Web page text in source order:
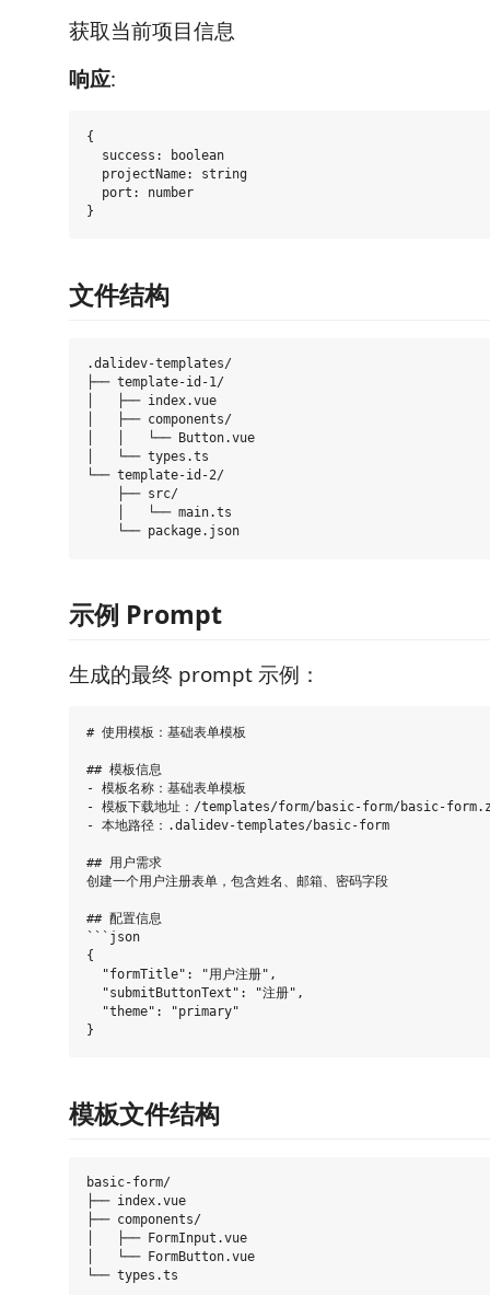
获取当前项目信息
响应:
{
  success: boolean
  projectName: string
  port: number
文件结构
.dalidev-templates/
├── template-id-1/
│   ├── index.vue
│   ├── components/
│   │   └── Button.vue
│   └── types.ts
└── template-id-2/
    ├── src/
    │   └── main.ts
示例 Prompt
生成的最终 prompt 示例：
# 使用模板：基础表单模板
## 模板信息
- 模板名称：基础表单模板
- 模板下载地址：/templates/form/basic-form/basic-
- 本地路径：.dalidev-templates/basic-form
## 用户需求
创建一个用户注册表单，包含姓名、邮箱、密码字段
## 配置信息
```json
{
  "formTitle": "用户注册",
  "submitButtonText": "注册",
  "theme": "primary"
模板文件结构
basic-form/
├── index.vue
├── components/
│   ├── FormInput.vue
│   └── FormButton.vue